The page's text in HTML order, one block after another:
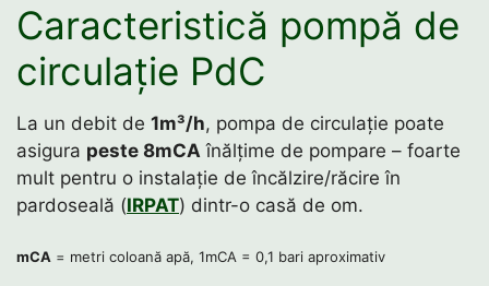
Caracteristică pompă de
circulație PdC
La un debit de 1m³/h, pompa de circulație poate
asigura peste 8mCA înălțime de pompare – foarte
mult pentru o instalație de încălzire/răcire în
pardoseală (IRPAT) dintr-o casă de om.
mCA = metri coloană apă, 1mCA = 0,1 bari aproximativ